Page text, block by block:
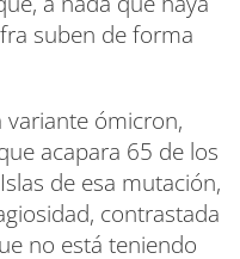
suben de forma
variante ómicron,
acapara 65 de los
de esa mutación,
contrastada
no está teniendo